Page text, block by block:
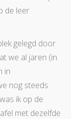
de leer
gelegd door
we al jaren (in
in
nog steeds
ik op de
met dezelfde